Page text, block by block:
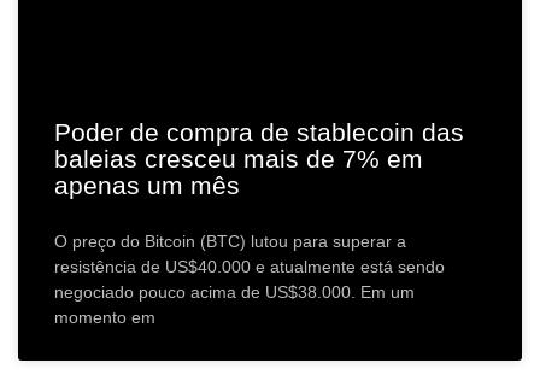
Poder de compra de stablecoin das
baleias cresceu mais de 7% em
apenas um mês
O preço do Bitcoin (BTC) lutou para superar a
resistência de US$40.000 e atualmente está sendo
negociado pouco acima de US$38.000. Em um
momento em